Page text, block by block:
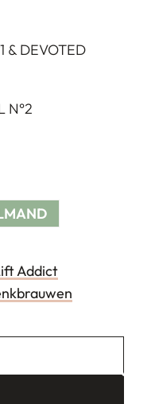
& DEVOTED
N°2
Addict